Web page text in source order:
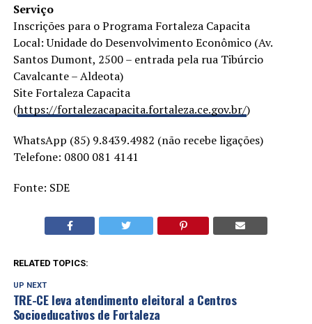
Serviço
Inscrições para o Programa Fortaleza Capacita
Local: Unidade do Desenvolvimento Econômico (Av.
Santos Dumont, 2500 – entrada pela rua Tibúrcio
Cavalcante – Aldeota)
Site Fortaleza Capacita
(https://fortalezacapacita.fortaleza.ce.gov.br/)
WhatsApp (85) 9.8439.4982 (não recebe ligações)
Telefone: 0800 081 4141
Fonte: SDE
RELATED TOPICS:
UP NEXT
TRE-CE leva atendimento eleitoral a Centros
Socioeducativos de Fortaleza